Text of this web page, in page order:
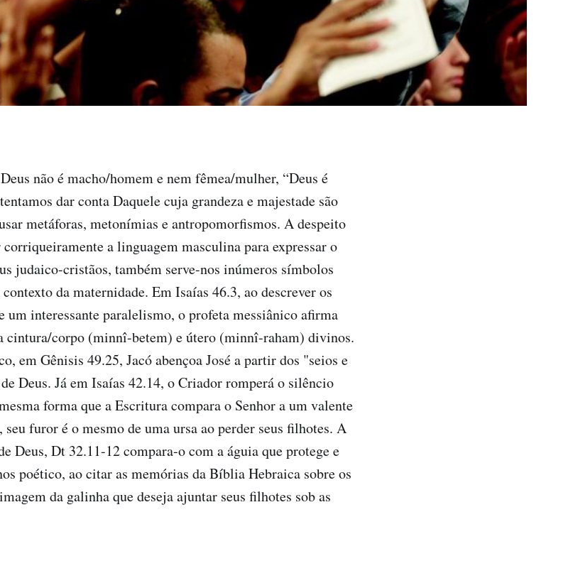
não é macho/homem e nem fêmea/mulher, “Deus é
dar conta Daquele cuja grandeza e majestade são
metáforas, metonímias e antropomorfismos. A despeito
a linguagem masculina para expressar o
judaico-cristãos, também serve-nos inúmeros símbolos
da maternidade. Em Isaías 46.3, ao descrever os
um interessante paralelismo, o profeta messiânico afirma
cintura/corpo (minnî-betem) e útero (minnî-raham) divinos.
em Gênisis 49.25, Jacó abençoa José a partir dos "seios e
Deus. Já em Isaías 42.14, o Criador romperá o silêncio
forma que a Escritura compara o Senhor a um valente
furor é o mesmo de uma ursa ao perder seus filhotes. A
Deus, Dt 32.11-12 compara-o com a águia que protege e
poético, ao citar as memórias da Bíblia Hebraica sobre os
da galinha que deseja ajuntar seus filhotes sob as